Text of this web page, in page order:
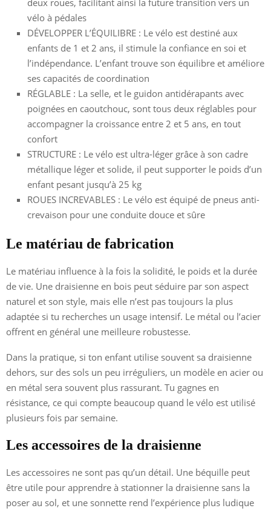
vélo à pédales
DÉVELOPPER L’ÉQUILIBRE : Le vélo est destiné aux
enfants de 1 et 2 ans, il stimule la confiance en soi et
l’indépendance. L’enfant trouve son équilibre et améliore
ses capacités de coordination
RÉGLABLE : La selle, et le guidon antidérapants avec
poignées en caoutchouc, sont tous deux réglables pour
accompagner la croissance entre 2 et 5 ans, en tout
confort
STRUCTURE : Le vélo est ultra-léger grâce à son cadre
métallique léger et solide, il peut supporter le poids d’un
enfant pesant jusqu’à 25 kg
ROUES INCREVABLES : Le vélo est équipé de pneus anti-
crevaison pour une conduite douce et sûre
Le matériau de fabrication
Le matériau influence à la fois la solidité, le poids et la durée
de vie. Une draisienne en bois peut séduire par son aspect
naturel et son style, mais elle n’est pas toujours la plus
adaptée si tu recherches un usage intensif. Le métal ou l’acier
offrent en général une meilleure robustesse.
Dans la pratique, si ton enfant utilise souvent sa draisienne
dehors, sur des sols un peu irréguliers, un modèle en acier ou
en métal sera souvent plus rassurant. Tu gagnes en
résistance, ce qui compte beaucoup quand le vélo est utilisé
plusieurs fois par semaine.
Les accessoires de la draisienne
Les accessoires ne sont pas qu’un détail. Une béquille peut
être utile pour apprendre à stationner la draisienne sans la
poser au sol, et une sonnette rend l’expérience plus ludique